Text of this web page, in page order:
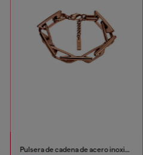
Pulsera de cadena de acero inoxidable